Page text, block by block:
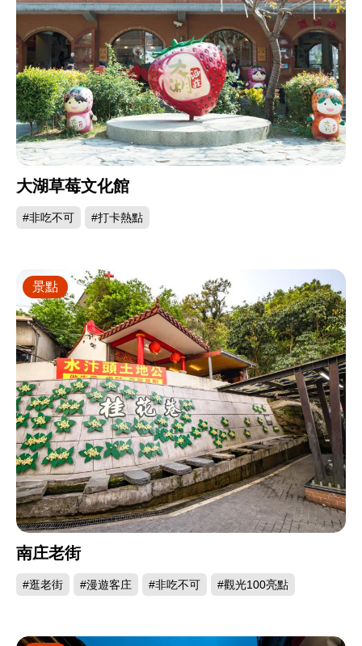
大湖草莓文化館
#非吃不可 #打卡熱點
南庄老街
#逛老街 #漫遊客庄 #非吃不可 #觀光100亮點
景點